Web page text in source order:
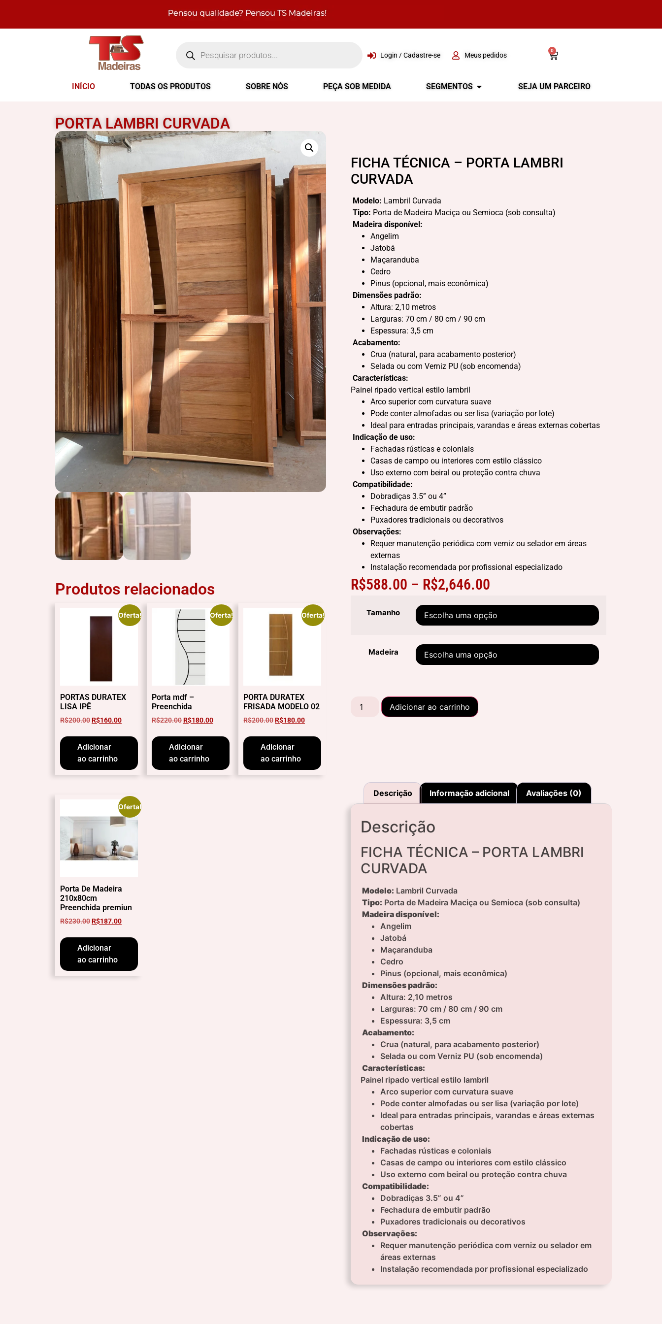
Login / Cadastre-se Meus pedidos
0
INÍCIO TODAS OS PRODUTOS SOBRE NÓS PEÇA SOB MEDIDA SEGMENTOS SEJA UM PARCEIRO
PORTA LAMBRI CURVADA
Produtos relacionados
Oferta!
PORTAS DURATEX
LISA IPÊ
R$200.00R$160.00
Adicionar
ao carrinho
Oferta!
Porta mdf –
Preenchida
R$220.00R$180.00
Adicionar
ao carrinho
Oferta!
PORTA DURATEX
FRISADA MODELO 02
R$200.00R$180.00
Adicionar
ao carrinho
Oferta!
Porta De Madeira
210x80cm
Preenchida premiun
R$230.00R$187.00
Adicionar
ao carrinho
FICHA TÉCNICA – PORTA LAMBRI
CURVADA
Modelo: Lambril Curvada
Tipo: Porta de Madeira Maciça ou Semioca (sob consulta)
Madeira disponível:
Angelim
Jatobá
Maçaranduba
Cedro
Pinus (opcional, mais econômica)
Dimensões padrão:
Altura: 2,10 metros
Larguras: 70 cm / 80 cm / 90 cm
Espessura: 3,5 cm
Acabamento:
Crua (natural, para acabamento posterior)
Selada ou com Verniz PU (sob encomenda)
Características:
Painel ripado vertical estilo lambril
Arco superior com curvatura suave
Pode conter almofadas ou ser lisa (variação por lote)
Ideal para entradas principais, varandas e áreas externas cobertas
Indicação de uso:
Fachadas rústicas e coloniais
Casas de campo ou interiores com estilo clássico
Uso externo com beiral ou proteção contra chuva
Compatibilidade:
Dobradiças 3.5” ou 4”
Fechadura de embutir padrão
Puxadores tradicionais ou decorativos
Observações:
Requer manutenção periódica com verniz ou selador em áreas
externas
Instalação recomendada por profissional especializado
R$588.00 – R$2,646.00
Tamanho
Madeira
Adicionar ao carrinho
Descrição Informação adicional Avaliações (0)
Descrição
FICHA TÉCNICA – PORTA LAMBRI
CURVADA
Modelo: Lambril Curvada
Tipo: Porta de Madeira Maciça ou Semioca (sob consulta)
Madeira disponível:
Angelim
Jatobá
Maçaranduba
Cedro
Pinus (opcional, mais econômica)
Dimensões padrão:
Altura: 2,10 metros
Larguras: 70 cm / 80 cm / 90 cm
Espessura: 3,5 cm
Acabamento:
Crua (natural, para acabamento posterior)
Selada ou com Verniz PU (sob encomenda)
Características:
Painel ripado vertical estilo lambril
Arco superior com curvatura suave
Pode conter almofadas ou ser lisa (variação por lote)
Ideal para entradas principais, varandas e áreas externas
cobertas
Indicação de uso:
Fachadas rústicas e coloniais
Casas de campo ou interiores com estilo clássico
Uso externo com beiral ou proteção contra chuva
Compatibilidade:
Dobradiças 3.5” ou 4”
Fechadura de embutir padrão
Puxadores tradicionais ou decorativos
Observações:
Requer manutenção periódica com verniz ou selador em
áreas externas
Instalação recomendada por profissional especializado